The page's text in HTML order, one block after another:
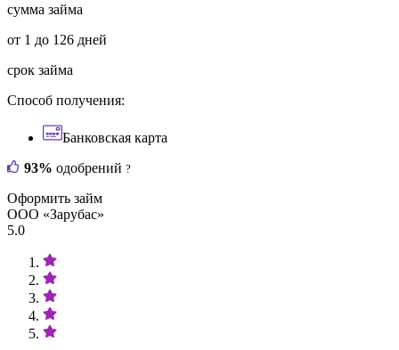
сумма займа
от 1 до 126 дней
срок займа
Способ получения:
Банковская карта
93% одобрений ?
Оформить займ
ООО «Зарубас»
5.0